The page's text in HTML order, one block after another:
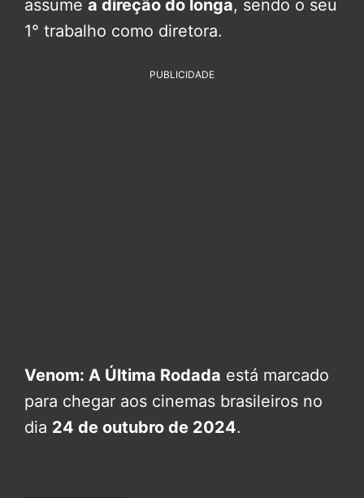
assume a direção do longa, sendo o seu
1° trabalho como diretora.
PUBLICIDADE
Venom: A Última Rodada está marcado
para chegar aos cinemas brasileiros no
dia 24 de outubro de 2024.